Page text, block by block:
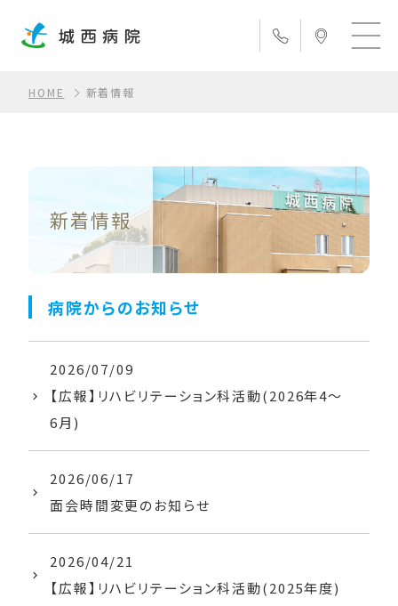
HOME 新着情報
新着情報
病院からのお知らせ
2026/07/09
【広報】リハビリテーション科活動(2026年4～
6月)
2026/06/17
面会時間変更のお知らせ
2026/04/21
【広報】リハビリテーション科活動(2025年度)